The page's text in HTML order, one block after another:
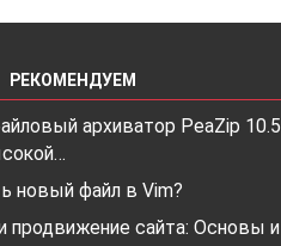
РЕКОМЕНДУЕМ
архиватор PeaZip 10.5
новый файл в Vim?
продвижение сайта: Основы и